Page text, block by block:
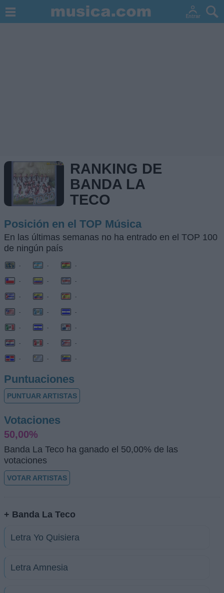
RANKING DE
BANDA LA
TECO
Posición en el TOP Música
En las últimas semanas no ha entrado en el TOP 100
de ningún país
- - -
- - -
- - -
- - -
- - -
- - -
- - -
Puntuaciones
PUNTUAR ARTISTAS
Votaciones
50,00%
Banda La Teco ha ganado el 50,00% de las
votaciones
VOTAR ARTISTAS
+ Banda La Teco
Letra Yo Quisiera
Letra Amnesia